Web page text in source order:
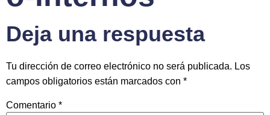
Deja una respuesta
Tu dirección de correo electrónico no será publicada. Los
campos obligatorios están marcados con *
Comentario *